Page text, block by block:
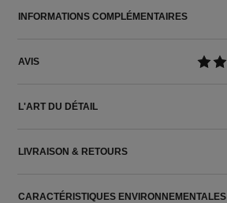
INFORMATIONS COMPLÉMENTAIRES
AVIS
L'ART DU DÉTAIL
LIVRAISON & RETOURS
CARACTÉRISTIQUES ENVIRONNEMENTALES